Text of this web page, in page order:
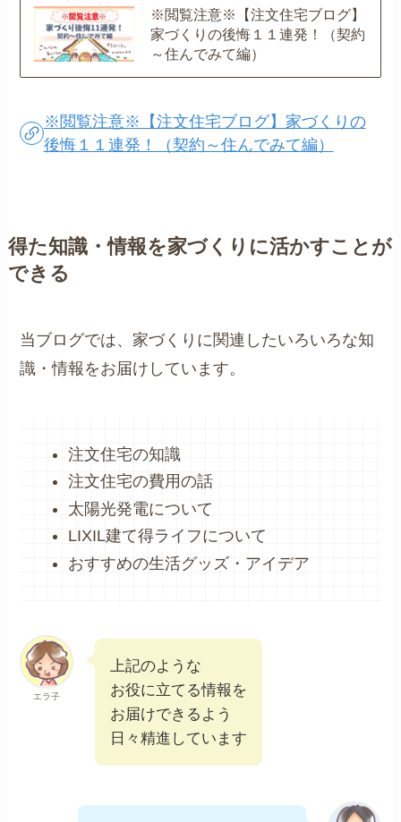
※閲覧注意※【注文住宅ブログ】
家づくりの後悔１１連発！（契約
～住んでみて編）
※閲覧注意※【注文住宅ブログ】家づくりの
後悔１１連発！（契約～住んでみて編）
得た知識・情報を家づくりに活かすことが
できる
当ブログでは、家づくりに関連したいろいろな知
識・情報をお届けしています。
注文住宅の知識
注文住宅の費用の話
太陽光発電について
LIXIL建て得ライフについて
おすすめの生活グッズ・アイデア
エラ子
上記のような
お役に立てる情報を
お届けできるよう
日々精進しています